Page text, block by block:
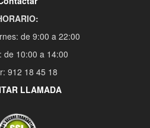
de 9:00 a 22:00
de 10:00 a 14:00
912 18 45 18
LLAMADA